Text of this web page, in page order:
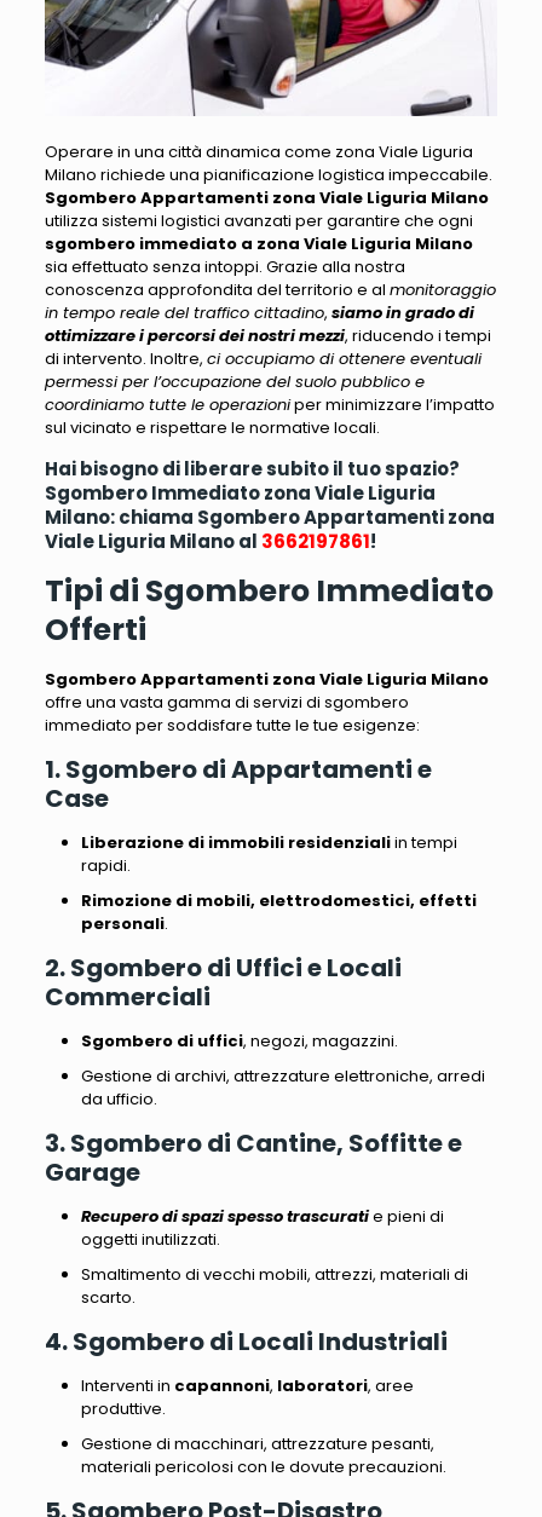
Operare in una città dinamica come zona Viale Liguria
Milano richiede una pianificazione logistica impeccabile.
Sgombero Appartamenti zona Viale Liguria Milano
utilizza sistemi logistici avanzati per garantire che ogni
sgombero immediato a zona Viale Liguria Milano
sia effettuato senza intoppi. Grazie alla nostra
conoscenza approfondita del territorio e al monitoraggio
in tempo reale del traffico cittadino, siamo in grado di
ottimizzare i percorsi dei nostri mezzi, riducendo i tempi
di intervento. Inoltre, ci occupiamo di ottenere eventuali
permessi per l’occupazione del suolo pubblico e
coordiniamo tutte le operazioniper minimizzare l’impatto
sul vicinato e rispettare le normative locali.
Hai bisogno di liberare subito il tuo spazio?
Sgombero Immediato zona Viale Liguria
Milano: chiama Sgombero Appartamenti zona
Viale Liguria Milano al 3662197861!
Tipi di Sgombero Immediato
Offerti
Sgombero Appartamenti zona Viale Liguria Milano
offre una vasta gamma di servizi di sgombero
immediato per soddisfare tutte le tue esigenze:
1. Sgombero di Appartamenti e
Case
Liberazione di immobili residenzialiin tempi
rapidi.
Rimozione di mobili, elettrodomestici, effetti
personali.
2. Sgombero di Uffici e Locali
Commerciali
Sgombero di uffici, negozi, magazzini.
Gestione di archivi, attrezzature elettroniche, arredi
da ufficio.
3. Sgombero di Cantine, Soffitte e
Garage
Recupero di spazi spesso trascuratie pieni di
oggetti inutilizzati.
Smaltimento di vecchi mobili, attrezzi, materiali di
scarto.
4. Sgombero di Locali Industriali
Interventi in capannoni, laboratori, aree
produttive.
Gestione di macchinari, attrezzature pesanti,
materiali pericolosi con le dovute precauzioni.